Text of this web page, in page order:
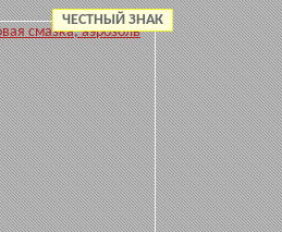
ЧЕСТНЫЙ ЗНАК